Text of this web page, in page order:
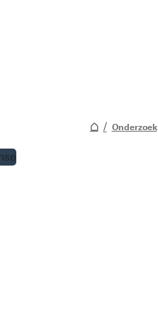
Onderzoek